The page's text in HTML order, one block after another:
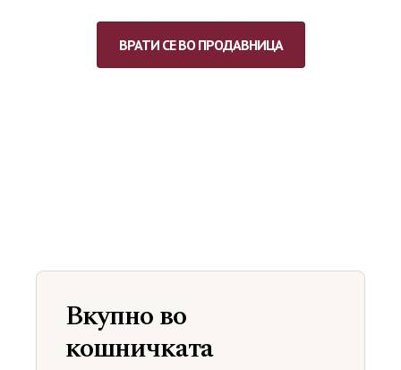
ВРАТИ СЕ ВО ПРОДАВНИЦА
Вкупно во
кошничката